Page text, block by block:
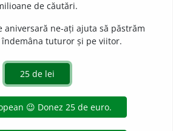
de căutări.
aniversară ne-ați ajuta să păstrăm
tuturor și pe viitor.